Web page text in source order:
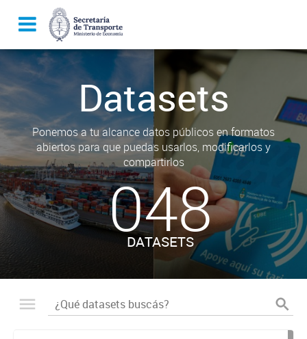
Datasets
Ponemos a tu alcance datos públicos en formatos
abiertos para que puedas usarlos, modificarlos y
compartirlos
048
DATASETS